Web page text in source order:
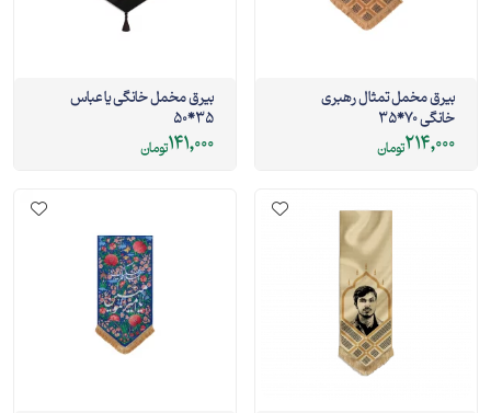
بیرق مخمل تمثال رهبری
خانگی 70*35
214,000تومان
بیرق مخمل خانگی یا عباس
35*50
141,000تومان